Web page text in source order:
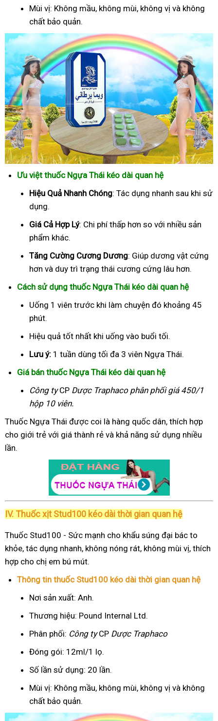
Mùi vị: Không mầu, không mùi, không vị và không
chất bảo quản.
Ưu việt thuốc Ngựa Thái kéo dài quan hệ
Hiệu Quả Nhanh Chóng: Tác dụng nhanh sau khi sử
dụng.
Giá Cả Hợp Lý: Chi phí thấp hơn so với nhiều sản
phẩm khác.
Tăng Cường Cương Dương: Giúp dương vật cứng
hơn và duy trì trạng thái cương cứng lâu hơn.
Cách sử dụng thuốc Ngựa Thái kéo dài quan hệ
Uống 1 viên trước khi làm chuyện đó khoảng 45
phút.
Hiệu quả tốt nhất khi uống vào buổi tối.
Lưu ý: 1 tuần dùng tối đa 3 viên Ngựa Thái.
Giá bán thuốc Ngựa Thái kéo dài quan hệ
Công tyCP Dược Traphacophân phối giá 450/1
hộp 10 viên.
Thuốc Ngựa Thái được coi là hàng quốc dân, thích hợp
cho giới trẻ với giá thành rẻ và khả năng sử dụng nhiều
lần.
IV. Thuốc xịt Stud100 kéo dài thời gian quan hệ
Thuốc Stud100 - Sức mạnh cho khẩu súng đại bác to
khỏe, tác dụng nhanh, không nóng rát, không mùi vị, thích
hợp cho chị em bú mút.
Thông tin thuốc Stud100 kéo dài thời gian quan hệ
Nơi sản xuất: Anh.
Thương hiệu: Pound Internal Ltd.
Phân phối: Công tyCP Dược Traphaco
Đóng gói: 12ml/1 lọ.
Số lần sử dụng: 20 lần.
Mùi vị: Không mầu, không mùi, không vị và không
chất bảo quản.